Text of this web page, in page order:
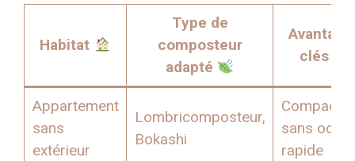
Habitat
Type de
composteur
adapté
clés
Appartement
sans
extérieur
Lombricomposteur,
Bokashi
Compact,
sans
rapide